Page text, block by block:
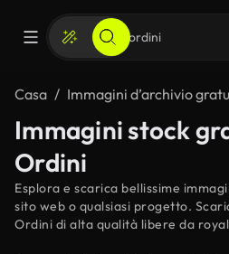
Casa Immagini d’archivio
Immagini stock
Ordini
Esplora e scarica bellissime
sito web o qualsiasi progetto.
Ordini di alta qualità libere da